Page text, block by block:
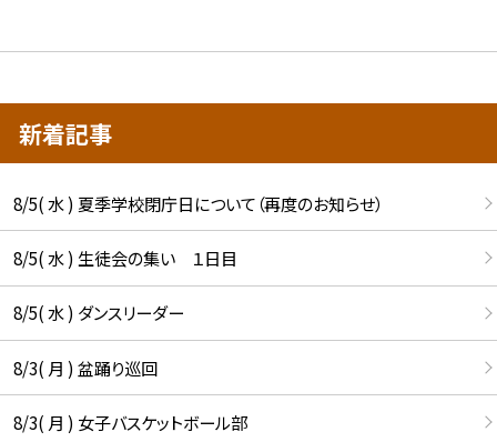
新着記事
8/5( 水 ) 夏季学校閉庁日について（再度のお知らせ）
8/5( 水 ) 生徒会の集い １日目
8/5( 水 ) ダンスリーダー
8/3( 月 ) 盆踊り巡回
8/3( 月 ) 女子バスケットボール部